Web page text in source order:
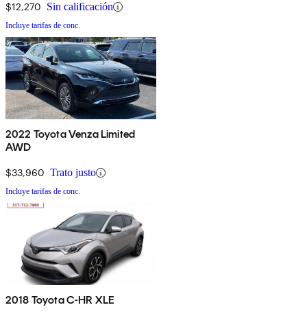
$12,270 Sin calificación
Incluye tarifas de conc.
2022 Toyota Venza Limited
AWD
$33,960 Trato justo
Incluye tarifas de conc.
2018 Toyota C-HR XLE